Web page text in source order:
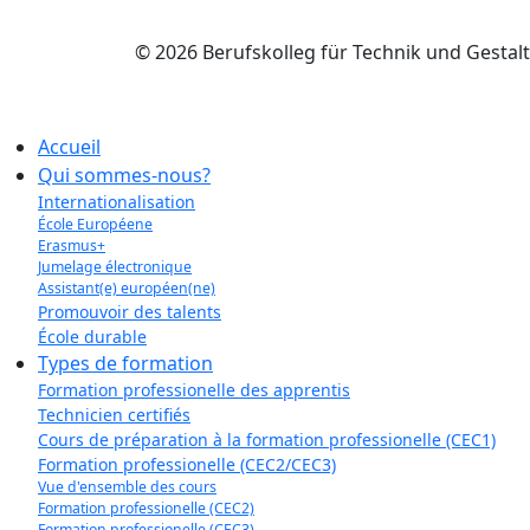
© 2026 Berufskolleg für Technik und
Accueil
Qui sommes-nous?
Internationalisation
École Européene
Erasmus+
Jumelage électronique
Assistant(e) européen(ne)
Promouvoir des talents
École durable
Types de formation
Formation professionelle des apprentis
Technicien certifiés
Cours de préparation à la formation professionelle (CEC1)
Formation professionelle (CEC2/CEC3)
Vue d'ensemble des cours
Formation professionelle (CEC2)